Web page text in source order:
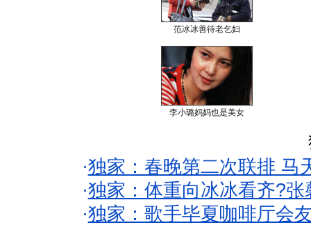
范冰冰善待老乞妇
李小璐妈妈也是美女
·独家：春晚第二次联排 马
·独家：体重向冰冰看齐?
·独家：歌手毕夏咖啡厅会